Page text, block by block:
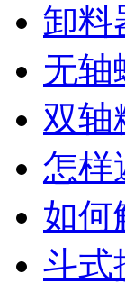
卸料
无轴
双轴
怎样
如何
斗式